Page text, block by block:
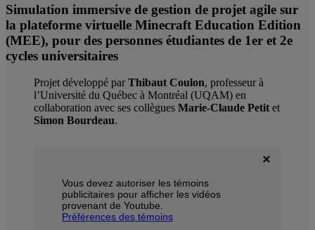
Simulation immersive de gestion de projet agile sur
la plateforme virtuelle Minecraft Education Edition
(MEE), pour des personnes étudiantes de 1er et 2e
cycles universitaires
Projet développé par Thibaut Coulon, professeur à
l’Université du Québec à Montréal (UQAM) en
collaboration avec ses collègues Marie-Claude Petit et
Simon Bourdeau.
Vous devez autoriser les témoins
publicitaires pour afficher les vidéos
provenant de Youtube.
Préférences des témoins